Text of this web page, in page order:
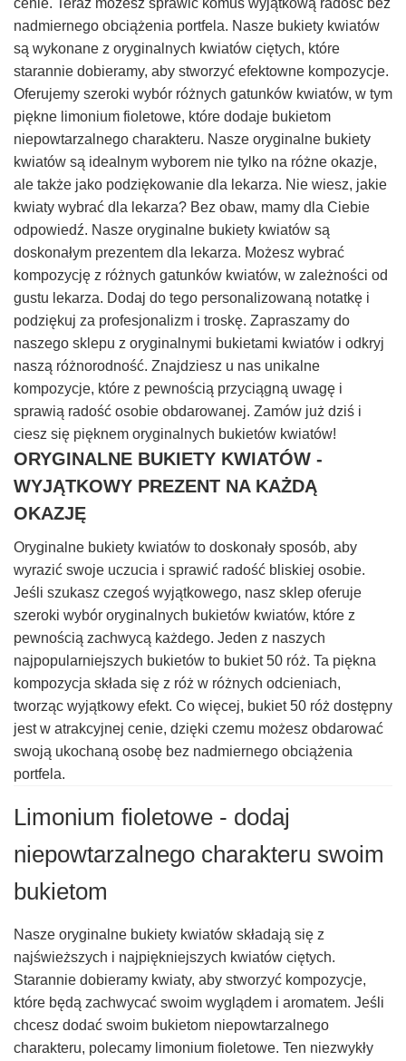
nadmiernego obciążenia portfela. Nasze bukiety kwiatów
są wykonane z oryginalnych kwiatów ciętych, które
starannie dobieramy, aby stworzyć efektowne kompozycje.
Oferujemy szeroki wybór różnych gatunków kwiatów, w tym
piękne limonium fioletowe, które dodaje bukietom
niepowtarzalnego charakteru. Nasze oryginalne bukiety
kwiatów są idealnym wyborem nie tylko na różne okazje,
ale także jako podziękowanie dla lekarza. Nie wiesz, jakie
kwiaty wybrać dla lekarza? Bez obaw, mamy dla Ciebie
odpowiedź. Nasze oryginalne bukiety kwiatów są
doskonałym prezentem dla lekarza. Możesz wybrać
kompozycję z różnych gatunków kwiatów, w zależności od
gustu lekarza. Dodaj do tego personalizowaną notatkę i
podziękuj za profesjonalizm i troskę. Zapraszamy do
naszego sklepu z oryginalnymi bukietami kwiatów i odkryj
naszą różnorodność. Znajdziesz u nas unikalne
kompozycje, które z pewnością przyciągną uwagę i
sprawią radość osobie obdarowanej. Zamów już dziś i
ciesz się pięknem oryginalnych bukietów kwiatów!
ORYGINALNE BUKIETY KWIATÓW -
WYJĄTKOWY PREZENT NA KAŻDĄ
OKAZJĘ
Oryginalne bukiety kwiatów to doskonały sposób, aby
wyrazić swoje uczucia i sprawić radość bliskiej osobie.
Jeśli szukasz czegoś wyjątkowego, nasz sklep oferuje
szeroki wybór oryginalnych bukietów kwiatów, które z
pewnością zachwycą każdego. Jeden z naszych
najpopularniejszych bukietów to bukiet 50 róż. Ta piękna
kompozycja składa się z róż w różnych odcieniach,
tworząc wyjątkowy efekt. Co więcej, bukiet 50 róż dostępny
jest w atrakcyjnej cenie, dzięki czemu możesz obdarować
swoją ukochaną osobę bez nadmiernego obciążenia
portfela.
Limonium fioletowe - dodaj
niepowtarzalnego charakteru swoim
bukietom
Nasze oryginalne bukiety kwiatów składają się z
najświeższych i najpiękniejszych kwiatów ciętych.
Starannie dobieramy kwiaty, aby stworzyć kompozycje,
które będą zachwycać swoim wyglądem i aromatem. Jeśli
chcesz dodać swoim bukietom niepowtarzalnego
charakteru, polecamy limonium fioletowe. Ten niezwykły